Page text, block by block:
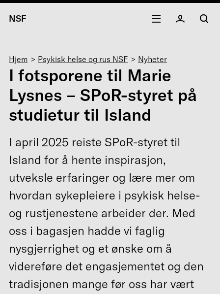
NSF
Navigasjonssti
Hjem Psykisk helse og rus NSF Nyheter
I fotsporene til Marie
Lysnes – SPoR-styret på
studietur til Island
I april 2025 reiste SPoR-styret til
Island for å hente inspirasjon,
utveksle erfaringer og lære mer om
hvordan sykepleiere i psykisk helse-
og rustjenestene arbeider der. Med
oss i bagasjen hadde vi faglig
nysgjerrighet og et ønske om å
videreføre det engasjementet og den
tradisjonen mange før oss har vært